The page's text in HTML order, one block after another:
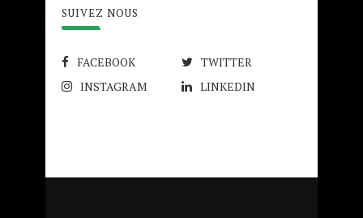
SUIVEZ NOUS
FACEBOOK
TWITTER
INSTAGRAM
LINKEDIN